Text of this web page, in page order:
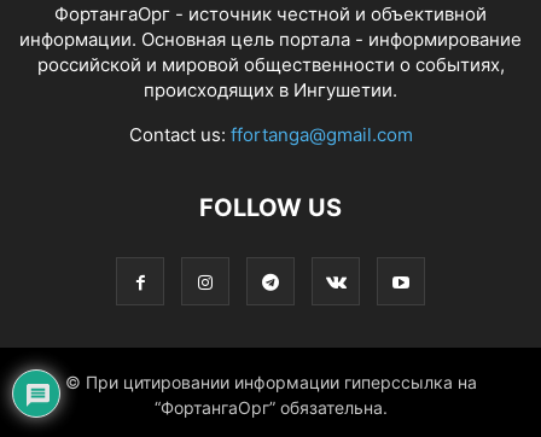
ФортангаОрг - источник честной и объективной
информации. Основная цель портала - информирование
российской и мировой общественности о событиях,
происходящих в Ингушетии.
Contact us: ffortanga@gmail.com
FOLLOW US
© При цитировании информации гиперссылка на
“ФортангаОрг” обязательна.